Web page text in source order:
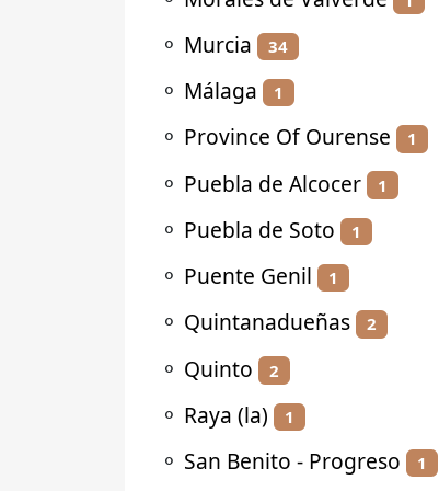
⚬ Murcia 34
⚬ Málaga 1
⚬ Province Of Ourense 1
⚬ Puebla de Alcocer 1
⚬ Puebla de Soto 1
⚬ Puente Genil 1
⚬ Quintanadueñas 2
⚬ Quinto 2
⚬ Raya (la) 1
⚬ San Benito - Progreso 1